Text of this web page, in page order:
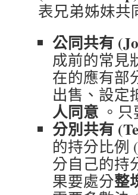
表兄弟姊妹共
公同共有
成前的常見
在的應有部
出售、設定
人同意 。
分別共有
的持分比例
分自己的持
果要處分整